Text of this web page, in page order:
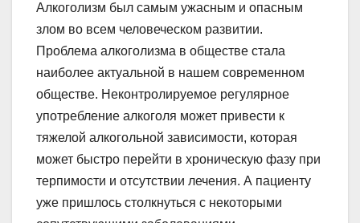
Алкоголизм был самым ужасным и опасным
злом во всем человеческом развитии.
Проблема алкоголизма в обществе стала
наиболее актуальной в нашем современном
обществе. Неконтролируемое регулярное
употребление алкоголя может привести к
тяжелой алкогольной зависимости, которая
может быстро перейти в хроническую фазу при
терпимости и отсутствии лечения. А пациенту
уже пришлось столкнуться с некоторыми